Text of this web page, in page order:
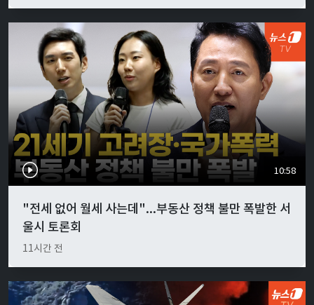
10:58
"전세 없어 월세 사는데"...부동산 정책 불만 폭발한 서
울시 토론회
11시간 전